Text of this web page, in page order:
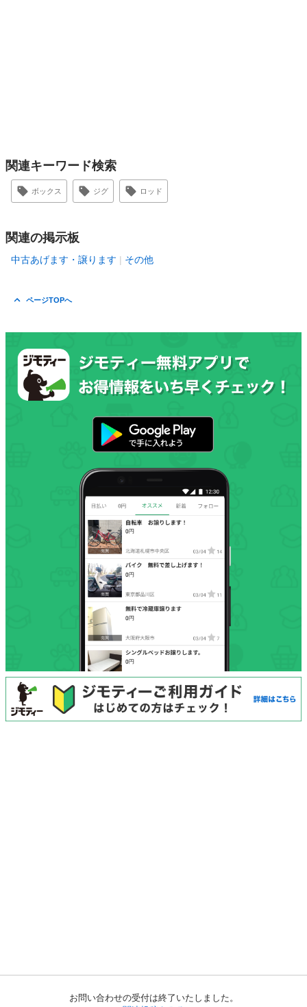
お問い合わせの受付は終了いたしました。
関連キーワード検索
ボックス ジグ ロッド
関連の掲示板
中古あげます・譲ります その他
ページTOPへ